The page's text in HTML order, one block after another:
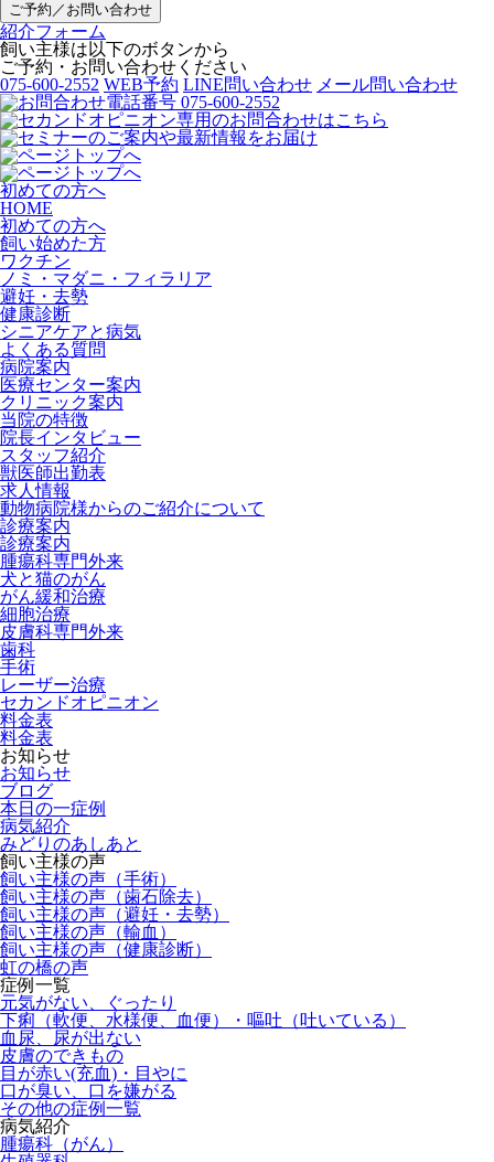
ご予約／お問い合わせ
紹介フォーム
飼い主様は以下のボタンから
ご予約・お問い合わせください
075-600-2552 WEB予約 LINE問い合わせ メール問い合わせ
初めての方へ
HOME
初めての方へ
飼い始めた方
ワクチン
ノミ・マダニ・フィラリア
避妊・去勢
健康診断
シニアケアと病気
よくある質問
病院案内
医療センター案内
クリニック案内
当院の特徴
院長インタビュー
スタッフ紹介
獣医師出勤表
求人情報
動物病院様からのご紹介について
診療案内
診療案内
腫瘍科専門外来
犬と猫のがん
がん緩和治療
細胞治療
皮膚科専門外来
歯科
手術
レーザー治療
セカンドオピニオン
料金表
料金表
お知らせ
お知らせ
ブログ
本日の一症例
病気紹介
みどりのあしあと
飼い主様の声
飼い主様の声（手術）
飼い主様の声（歯石除去）
飼い主様の声（避妊・去勢）
飼い主様の声（輸血）
飼い主様の声（健康診断）
虹の橋の声
症例一覧
元気がない、ぐったり
下痢（軟便、水様便、血便）・嘔吐（吐いている）
血尿、尿が出ない
皮膚のできもの
目が赤い(充血)・目やに
口が臭い、口を嫌がる
その他の症例一覧
病気紹介
腫瘍科（がん）